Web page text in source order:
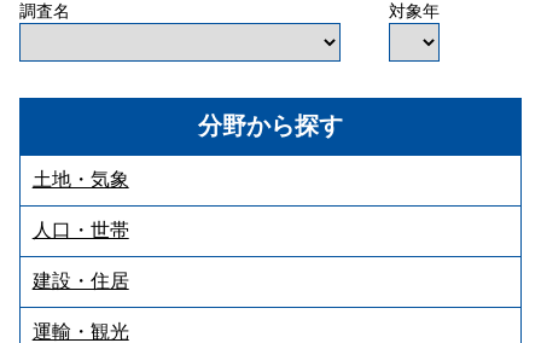
分野から探す
土地・気象
人口・世帯
建設・住居
運輸・観光
調査名 対象年